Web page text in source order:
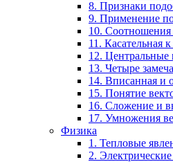
8. Признаки
9. Применение
10. Соотношения
11. Касательная
12.
13. Четыре
14. Вписанная и
15. Понятие
16. Сложение и
17. Умножения
Физика
1. Тепловые
2.